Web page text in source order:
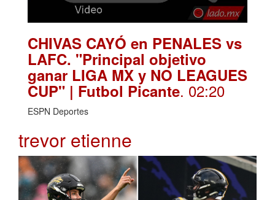
CHIVAS CAYÓ en PENALES vs
LAFC. "Principal objetivo
ganar LIGA MX y NO LEAGUES
CUP" | Futbol Picante. 02:20
ESPN Deportes
trevor etienne